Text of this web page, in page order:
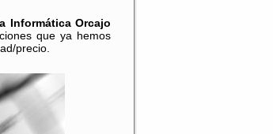
Informática Orcajo
que ya hemos
precio.